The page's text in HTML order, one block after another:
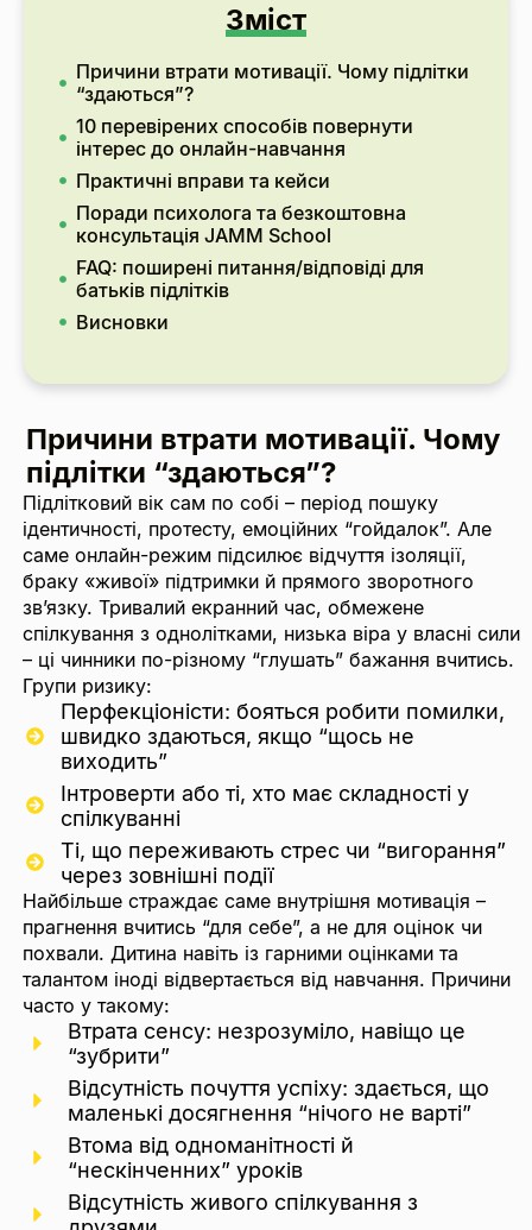
Зміст
Причини втрати мотивації. Чому підлітки
“здаються”?
10 перевірених способів повернути
інтерес до онлайн-навчання
Практичні вправи та кейси
Поради психолога та безкоштовна
консультація JAMM School
FAQ: поширені питання/відповіді для
батьків підлітків
Висновки
Причини втрати мотивації. Чому
підлітки “здаються”?
Підлітковий вік сам по собі – період пошуку
ідентичності, протесту, емоційних “гойдалок”. Але
саме онлайн-режим підсилює відчуття ізоляції,
браку «живої» підтримки й прямого зворотного
зв’язку. Тривалий екранний час, обмежене
спілкування з однолітками, низька віра у власні сили
– ці чинники по-різному “глушать” бажання вчитись.
Групи ризику:
Перфекціоністи: бояться робити помилки,
швидко здаються, якщо “щось не
виходить”
Інтроверти або ті, хто має складності у
спілкуванні
Ті, що переживають стрес чи “вигорання”
через зовнішні події
Найбільше страждає саме внутрішня мотивація –
прагнення вчитись “для себе”, а не для оцінок чи
похвали. Дитина навіть із гарними оцінками та
талантом іноді відвертається від навчання. Причини
часто у такому:
Втрата сенсу: незрозуміло, навіщо це
“зубрити”
Відсутність почуття успіху: здається, що
маленькі досягнення “нічого не варті”
Втома від одноманітності й
“нескінченних” уроків
Відсутність живого спілкування з